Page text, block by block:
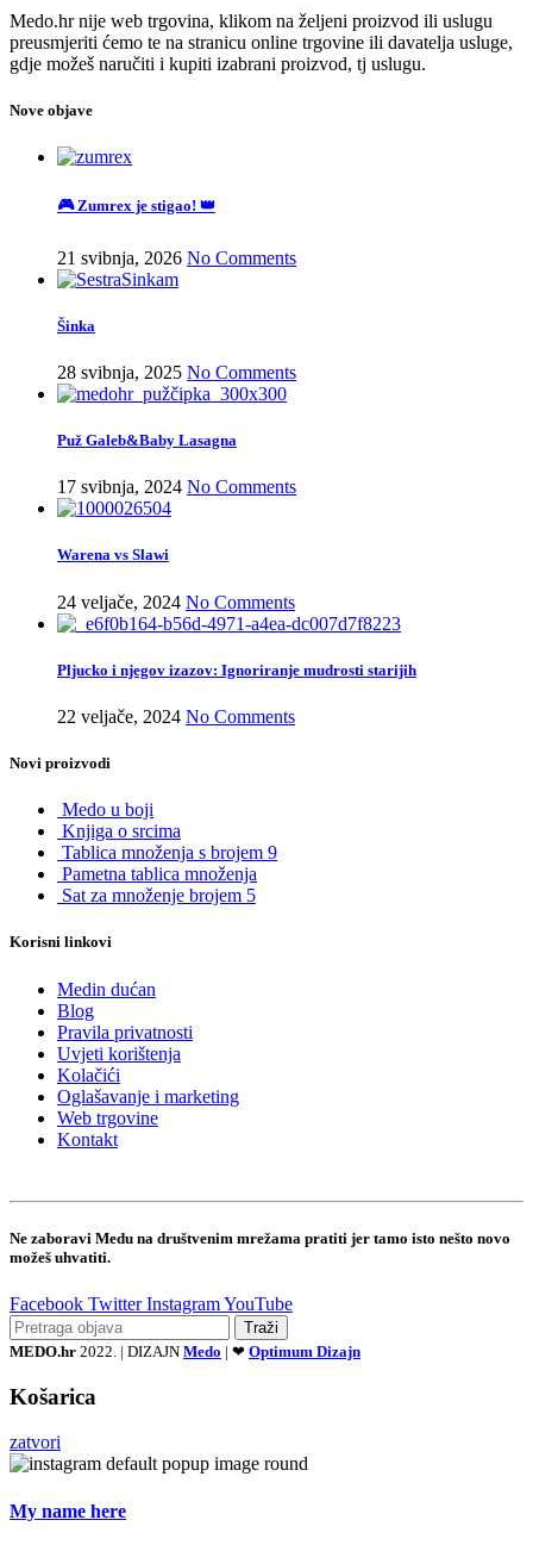
Medo.hr nije web trgovina, klikom na željeni proizvod ili uslugu
preusmjeriti ćemo te na stranicu online trgovine ili davatelja usluge,
gdje možeš naručiti i kupiti izabrani proizvod, tj uslugu.
Nove objave
🎮 Zumrex je stigao! 👑
21 svibnja, 2026 No Comments
Šinka
28 svibnja, 2025 No Comments
Puž Galeb&Baby Lasagna
17 svibnja, 2024 No Comments
Warena vs Slawi
24 veljače, 2024 No Comments
Pljucko i njegov izazov: Ignoriranje mudrosti starijih
22 veljače, 2024 No Comments
Novi proizvodi
Medo u boji
Knjiga o srcima
Tablica množenja s brojem 9
Pametna tablica množenja
Sat za množenje brojem 5
Korisni linkovi
Medin dućan
Blog
Pravila privatnosti
Uvjeti korištenja
Kolačići
Oglašavanje i marketing
Web trgovine
Kontakt
Ne zaboravi Medu na društvenim mrežama pratiti jer tamo isto nešto novo
možeš uhvatiti.
Facebook Twitter InstagramYouTube
Traži
MEDO.hr 2022. | DIZAJN Medo | ❤ Optimum Dizajn
Košarica
zatvori
My name here